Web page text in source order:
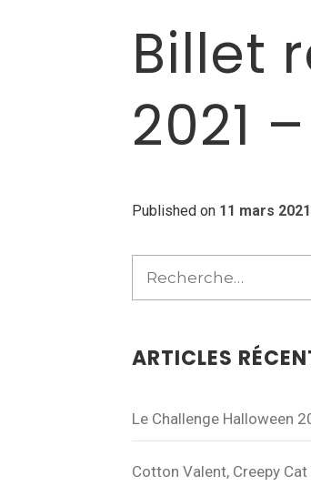
Billet
2021
Published on 11 mars 2021
Rechercher :
ARTICLES
Le Challenge Halloween
Cotton Valent, Creepy Cat